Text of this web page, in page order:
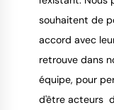
souhaitent de
accord avec
retrouve dans
équipe, pour
d'être acteurs